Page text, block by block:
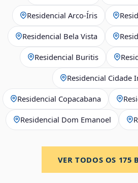
Residencial Arco‑Íris
Residencial Bela Vista
Residencial Buritis
Residencial Cidade
Residencial Copacabana
Residencial Dom Emanoel
VER TODOS OS 175